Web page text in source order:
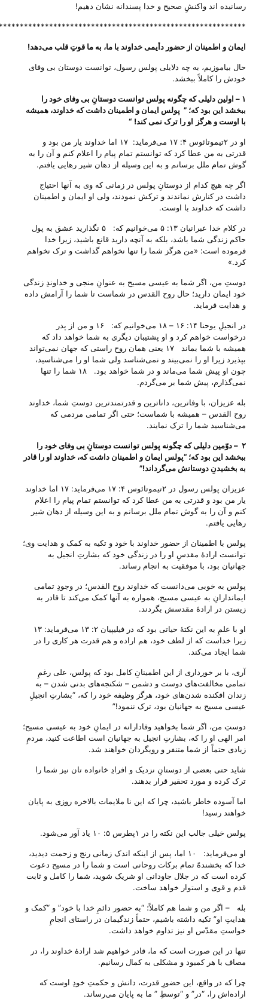
رسانیده اند واکنشِ صحیح و خدا پسندانه نشان دهیم!
ایمان و اطمینان از حضور دأیمی خداوند با ما، به ما قوتِ قلب می‌‌دهد!
حال بیاموزیم، به چه دلایلی پولس رسول، توانست دوستان بی‌ وفای
خودش را کاملاً ببخشد.
۱ – اولین دلیلی که چگونه پولس توانست دوستانِ بی‌ وفای خود را
ببخشد این بود که؛ ” پولس ایمان و اطمینان داشت که خداوند، همیشه
با اوست و هرگز او را ترک نمی کند!
“
او در ۲تیموتائوس ۴: ۱۷ می‌‌فرماید: ۱۷ اما خداوند یار من بود و
قدرتی به من عطا کرد که توانستم تمام پیام را اعلام کنم و آن را به
گوش تمام ملل برسانم و به این وسیله از دهان شیر رهایی یافتم‌.
اگر چه هیچ کدام از دوستانِ پولس در زمانی که وی به آنها احتیاج
داشت در کنارش نماندند و ترکش نمودند، ولی او ایمان و اطمینان
داشت که خداوند با اوست.
در کلام خدا عبرانیان ۱۳: ۵ می‌‌خوانیم که: ۵ نگذارید عشق به پول
حاکم زندگی شما باشد، بلکه به آنچه دارید قانع باشید، زیرا خدا
فرموده است: «من هرگز شما را تنها نخواهم گذاشت و ترک نخواهم
کرد‌‌.»
دوستِ من، اگر شما به عیسی مسیح به عنوانِ منجی و خداوندِ زندگی
خود ایمان دارید؛ حال روح القدس در شماست تا شما را آرامش داده
و هدایت فرماید.
در انجیلِ یوحنا ۱۴: ۱۶ – ۱۸ می‌‌خوانیم که: ۱۶ و من از پدر
درخواست خواهم کرد و او پشتیبان دیگری به شما خواهد داد که
همیشه با شما بماند ۱۷ یعنی همان روح راستی که جهان نمی‌تواند
بپذیرد زیرا او را نمی‌بیند و نمی‌شناسد ولی شما او را می‌شناسید،
چون او پیش شما می‌ماند و در شما خواهد بود‌. ۱۸ شما را تنها
نمی‌گذارم، پیش شما بر می‌گردم‌.
بله عزیزان، با وفاترین، دانا‌ترین و قدرتمند‌ترین دوستِ شما، خداوند
روح القدس – همیشه با شماست؛ حتی اگر تمامی مردمی که
می‌‌شناسید شما را ترک نمایند.
۲–دوّمین دلیلی که چگونه پولس توانست دوستانِ بی‌ وفای خود را
ببخشد این بود که؛ “پولس ایمان و اطمینان داشت که، خداوند او را قادر
به بخشیدنِ دوستانش می‌‌گرداند!”
عزیزان پولس رسول در ۲تیموتائوس ۴: ۱۷ می‌‌فرماید: ۱۷ اما خداوند
یار من بود و قدرتی به من عطا کرد که توانستم تمام پیام را اعلام
کنم و آن را به گوش تمام ملل برسانم و به این وسیله از دهان شیر
رهایی یافتم‌.
پولس با اطمینان از حضور خداوند با خود و تکیه به کمک و هدایت وی؛
توانست ارادهٔ مقدسِ او را در زندگی خود که بشارتِ انجیل به
جهانیان بود، با موفقیت به انجام رساند.
پولس به خوبی می‌‌دانست که خداوند روح القدس؛ در وجودِ تمامی
ایماندارانِ به عیسی مسیح، همواره به آنها کمک می‌‌کند تا قادر به
زیستن در ارادهٔ مقدسش بگردند.
او با علمِ به این نکتهٔ حیاتی بود که در فیلیپیان ۲: ۱۳ می‌‌فرماید: ۱۳
زیرا خداست که از لطف خود، هم اراده و هم قدرت هر کاری را در
شما ایجاد می‌کند‌.
آری، با بر خورداری از این اطمینانِ کامل بود که پولس، علی رغمِ
تمامی مخالفت‌های دوست و دشمن – شکنجه‌های بدنی شدن – به
زندان افکنده شدن‌های خود، هرگز وظیفه خود را که، “بشارتِ انجیلِ
عیسی مسیح به جهانیان بود، ترک ننمود!”
دوستِ من، اگر شما بخواهید وفادارانه در ایمانِ خود به عیسی مسیح؛
امر الهی او را که، بشارتِ انجیل به جهانیان است اطاعت کنید، مردمِ
زیادی حتماً از شما متنفر و رویگردان خواهند شد.
شاید حتی بعضی از دوستانِ نزدیک و افرادِ خانواده تان نیز شما را
ترک کرده و مورد تحقیر قرار بدهند.
اما آسوده خاطر باشید، چرا که این نا ملایمات بالاخره روزی به پایان
خواهند رسید!
پولس خیلی جالب این نکته را در ۱پطرس ۵: ۱۰ یاد آور می‌‌شود.
او می‌‌فرماید: ۱۰ اما، پس از اینکه اندک زمانی رنج و زحمت دیدید،
خدا که بخشندهً تمام برکات روحانی است و شما را در مسیح دعوت
کرده است که در جلال جاودانی او شریک شوید، شما را کامل و ثابت
قدم و قوی و استوار خواهد ساخت.
بله – اگر من و شما هم کاملاً؛ “به حضور دائمِ خدا با خود” و “کمک و
هدایتِ او” تکیه داشته باشیم، حتماً زندگیمان در راستای انجامِ
خواستِ مقدّس او نیز تداوم خواهد داشت.
تنها در این صورت است که ما، قادر خواهیم شد ارادهٔ خداوند را، در
مصاف با هر کمبود و مشکلی به کمال رسانیم.
چرا که در واقع، این حضورِ قدرت، دانش و حکمتِ خودِ اوست که
اراده‌اش را، “در” و “توسطِ ” ما به پایان می‌‌رساند.